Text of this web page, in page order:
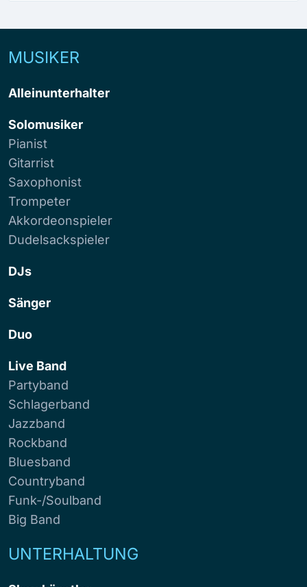
MUSIKER
Alleinunterhalter
Solomusiker
Pianist
Gitarrist
Saxophonist
Trompeter
Akkordeonspieler
Dudelsackspieler
DJs
Sänger
Duo
Live Band
Partyband
Schlagerband
Jazzband
Rockband
Bluesband
Countryband
Funk-/Soulband
Big Band
UNTERHALTUNG